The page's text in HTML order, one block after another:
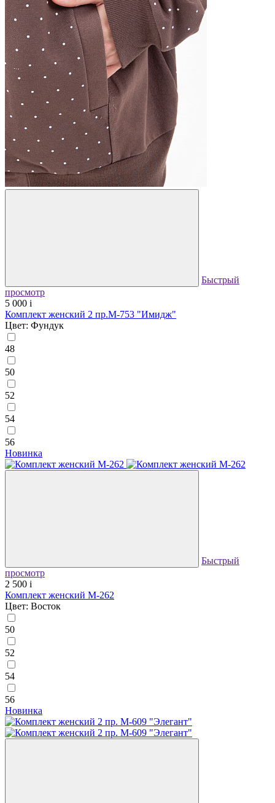
Быстрый
просмотр
5 000 i
Комплект женский 2 пр.М-753 "Имидж"
Цвет: Фундук
48
50
52
54
56
Новинка
Быстрый
просмотр
2 500 i
Комплект женский М-262
Цвет: Восток
50
52
54
56
Новинка